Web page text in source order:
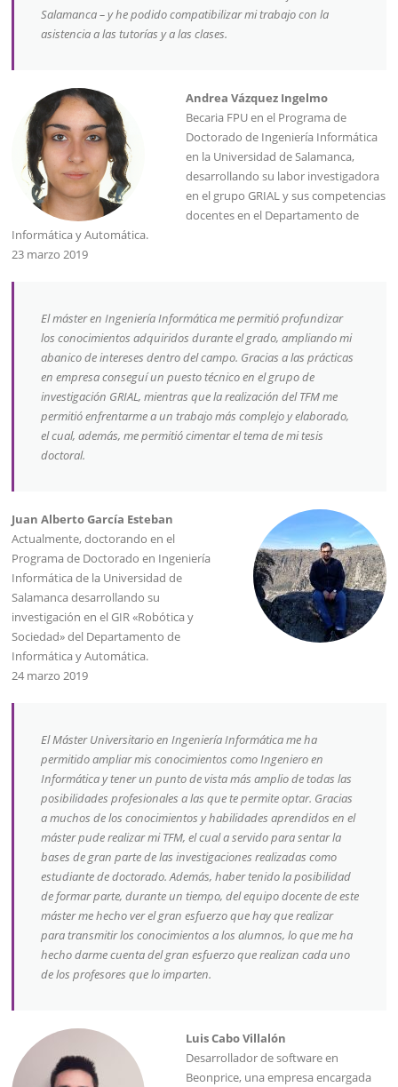
Salamanca – y he podido compatibilizar mi trabajo con la
asistencia a las tutorías y a las clases.
Andrea Vázquez Ingelmo
Becaria FPU en el Programa de
Doctorado de Ingeniería Informática
en la Universidad de Salamanca,
desarrollando su labor investigadora
en el grupo GRIAL y sus competencias
docentes en el Departamento de
Informática y Automática.
23 marzo 2019
El máster en Ingeniería Informática me permitió profundizar
los conocimientos adquiridos durante el grado, ampliando mi
abanico de intereses dentro del campo. Gracias a las prácticas
en empresa conseguí un puesto técnico en el grupo de
investigación GRIAL, mientras que la realización del TFM me
permitió enfrentarme a un trabajo más complejo y elaborado,
el cual, además, me permitió cimentar el tema de mi tesis
doctoral.
Juan Alberto García Esteban
Actualmente, doctorando en el
Programa de Doctorado en Ingeniería
Informática de la Universidad de
Salamanca desarrollando su
investigación en el GIR «Robótica y
Sociedad» del Departamento de
Informática y Automática.
24 marzo 2019
El Máster Universitario en Ingeniería Informática me ha
permitido ampliar mis conocimientos como Ingeniero en
Informática y tener un punto de vista más amplio de todas las
posibilidades profesionales a las que te permite optar. Gracias
a muchos de los conocimientos y habilidades aprendidos en el
máster pude realizar mi TFM, el cual a servido para sentar la
bases de gran parte de las investigaciones realizadas como
estudiante de doctorado. Además, haber tenido la posibilidad
de formar parte, durante un tiempo, del equipo docente de este
máster me hecho ver el gran esfuerzo que hay que realizar
para transmitir los conocimientos a los alumnos, lo que me ha
hecho darme cuenta del gran esfuerzo que realizan cada uno
de los profesores que lo imparten.
Luis Cabo Villalón
Desarrollador de software en
Beonprice, una empresa encargada